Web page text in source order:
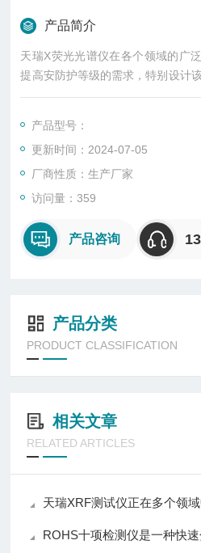
产品简介
天瑞X荧光光谱仪在各个领域的广
提高安防护等级的需求，特别设计
高压电源和X光管，提高产品的性
产品型号：
更新时间：2024-07-05
厂商性质：生产厂家
访问量：359
产品咨询
产品分类
PRODUCT CLASSIFICATION
相关文章
RELATED ARTICLES
天瑞XRF测试仪正在多个领
ROHS十项检测仪是一种快